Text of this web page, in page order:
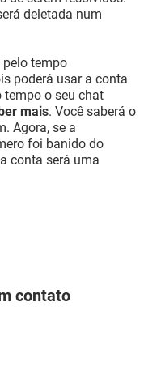
deletada num
tempo
poderá usar a conta
tempo o seu chat
mais. Você saberá o
Agora, se a
foi banido do
conta será uma
contato